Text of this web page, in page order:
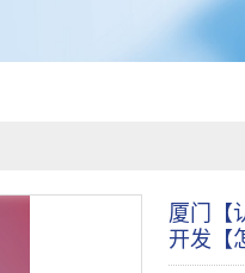
厦门【
开发【